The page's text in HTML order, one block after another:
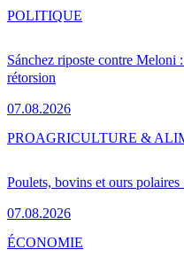
Sánchez riposte contre Meloni
rétorsion
07.08.2026
POLITIQUE
Poulets, bovins et ours
07.08.2026
PROAGRICULTURE &
ÉCONOMIE